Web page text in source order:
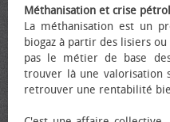
Méthanisation et crise
La méthanisation est un
biogaz à partir des lisiers
pas le métier de base
trouver là une valorisation
retrouver une rentabilité